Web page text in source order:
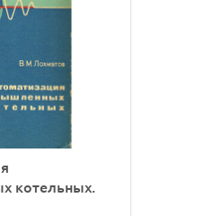
котельных.